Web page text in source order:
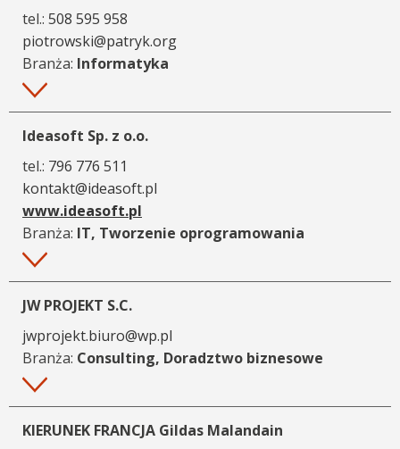
tel.: 508 595 958
piotrowski@patryk.org
Branża: Informatyka
Więcej
Ideasoft Sp. z o.o.
tel.: 796 776 511
kontakt@ideasoft.pl
www.ideasoft.pl
Branża: IT, Tworzenie oprogramowania
Więcej
JW PROJEKT S.C.
jwprojekt.biuro@wp.pl
Branża: Consulting, Doradztwo biznesowe
Więcej
KIERUNEK FRANCJA Gildas Malandain